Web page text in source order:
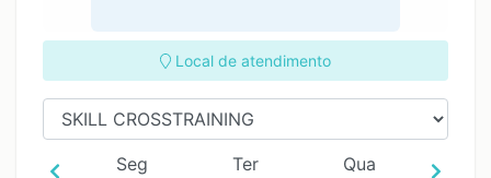
Local de atendimento
Seg Ter Qua